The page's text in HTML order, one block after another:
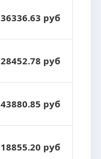
36336.63 руб
28452.78 руб
43880.85 руб
18855.20 руб